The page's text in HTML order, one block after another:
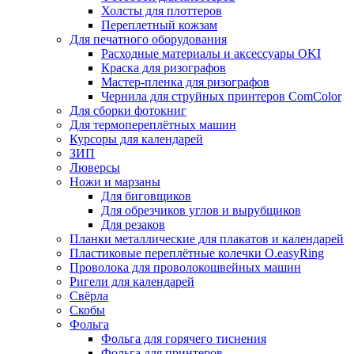
Холсты для плоттеров
Переплетный кожзам
Для печатного оборудования
Расходные материалы и аксессуары OKI
Краска для ризографов
Мастер-пленка для ризографов
Чернила для струйных принтеров ComColor
Для сборки фотокниг
Для термопереплётных машин
Курсоры для календарей
ЗИП
Люверсы
Ножи и марзаны
Для биговщиков
Для обрезчиков углов и вырубщиков
Для резаков
Планки металлические для плакатов и календарей
Пластиковые переплётные колечки O.easyRing
Проволока для проволокошвейных машин
Ригели для календарей
Свёрла
Скобы
Фольга
Фольга для горячего тиснения